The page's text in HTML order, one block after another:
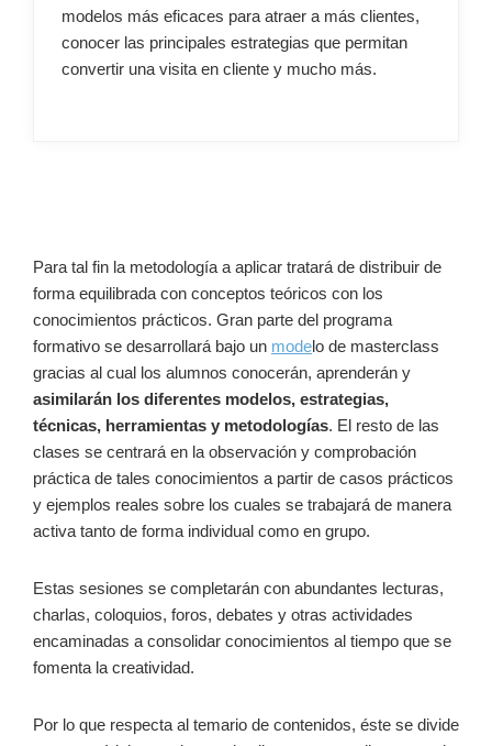
modelos más eficaces para atraer a más clientes,
conocer las principales estrategias que permitan
convertir una visita en cliente y mucho más.
Para tal fin la metodología a aplicar tratará de distribuir de
forma equilibrada con conceptos teóricos con los
conocimientos prácticos. Gran parte del programa
formativo se desarrollará bajo un modelo de masterclass
gracias al cual los alumnos conocerán, aprenderán y
asimilarán los diferentes modelos, estrategias,
técnicas, herramientas y metodologías. El resto de las
clases se centrará en la observación y comprobación
práctica de tales conocimientos a partir de casos prácticos
y ejemplos reales sobre los cuales se trabajará de manera
activa tanto de forma individual como en grupo.
Estas sesiones se completarán con abundantes lecturas,
charlas, coloquios, foros, debates y otras actividades
encaminadas a consolidar conocimientos al tiempo que se
fomenta la creatividad.
Por lo que respecta al temario de contenidos, éste se divide